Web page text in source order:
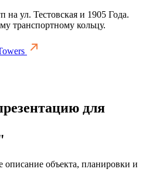
на ул. Тестовская и 1905 Года.
транспортному кольцу.
для
описание объекта, планировки и